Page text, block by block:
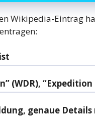
Wikipedia-Eintrag
(WDR),
genaue